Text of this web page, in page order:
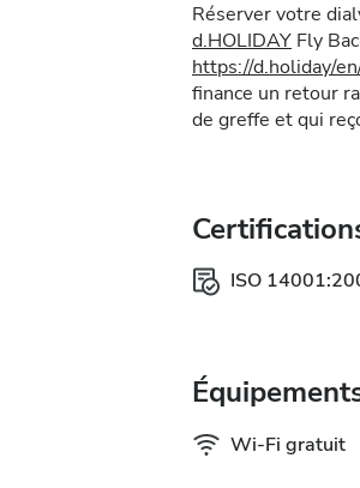
Réserver votre
d.HOLIDAY Fly
https://d.holiday/
finance un retour
de greffe et qui
ISO
Wi-Fi gratuit